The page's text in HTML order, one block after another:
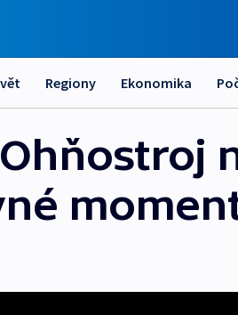
Regiony Ekonomika
Ohňostroj